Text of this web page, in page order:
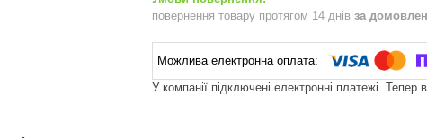
повернення товару протягом 14 днів за
У компанії підключені електронні платежі.